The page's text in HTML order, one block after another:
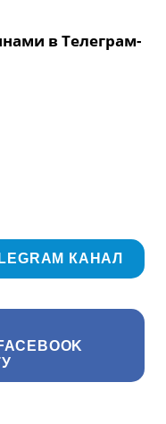
в Телеграм-
КАНАЛ